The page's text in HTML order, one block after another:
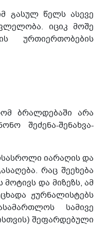
გასულ წელს ასევე
იციკ მოშე
ურთიერთობების
ბრალდებაში არა
შეძენა-შენახვა-
იარაღის და
რაც შეეხება
მოტივს და მიზეზს, ამ
ჟურნალისტებს
სამივე
შეფარდებული